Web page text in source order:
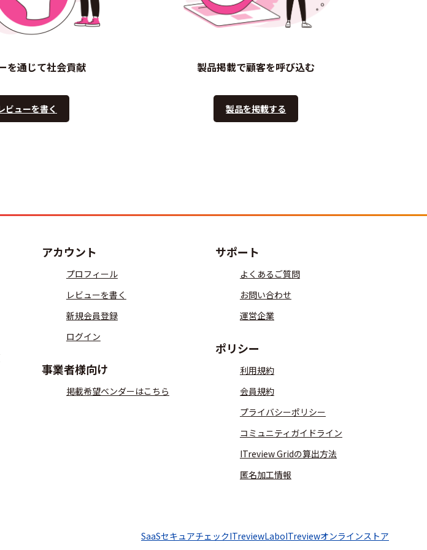
を通じて社会貢献
ビューを書く
製品掲載で顧客を呼び込む
製品を掲載する
アカウント
プロフィール
レビューを書く
新規会員登録
ログイン
事業者様向け
掲載希望ベンダーはこちら
サポート
よくあるご質問
お問い合わせ
運営企業
ポリシー
利用規約
会員規約
プライバシーポリシー
コミュニティガイドライン
ITreview Gridの算出方法
匿名加工情報
SaaSセキュアチェックITreviewLaboITreviewオンラインストア